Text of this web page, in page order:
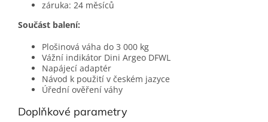
záruka: 24 měsíců
Součást balení:
Plošinová váha do 3 000 kg
Vážní indikátor Dini Argeo DFWL
Napájecí adaptér
Návod k použití v českém jazyce
Úřední ověření váhy
Doplňkové parametry